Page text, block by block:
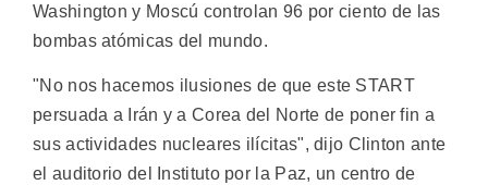
Washington y Moscú controlan 96 por ciento de las
bombas atómicas del mundo.
"No nos hacemos ilusiones de que este START
persuada a Irán y a Corea del Norte de poner fin a
sus actividades nucleares ilícitas", dijo Clinton ante
el auditorio del Instituto por la Paz, un centro de